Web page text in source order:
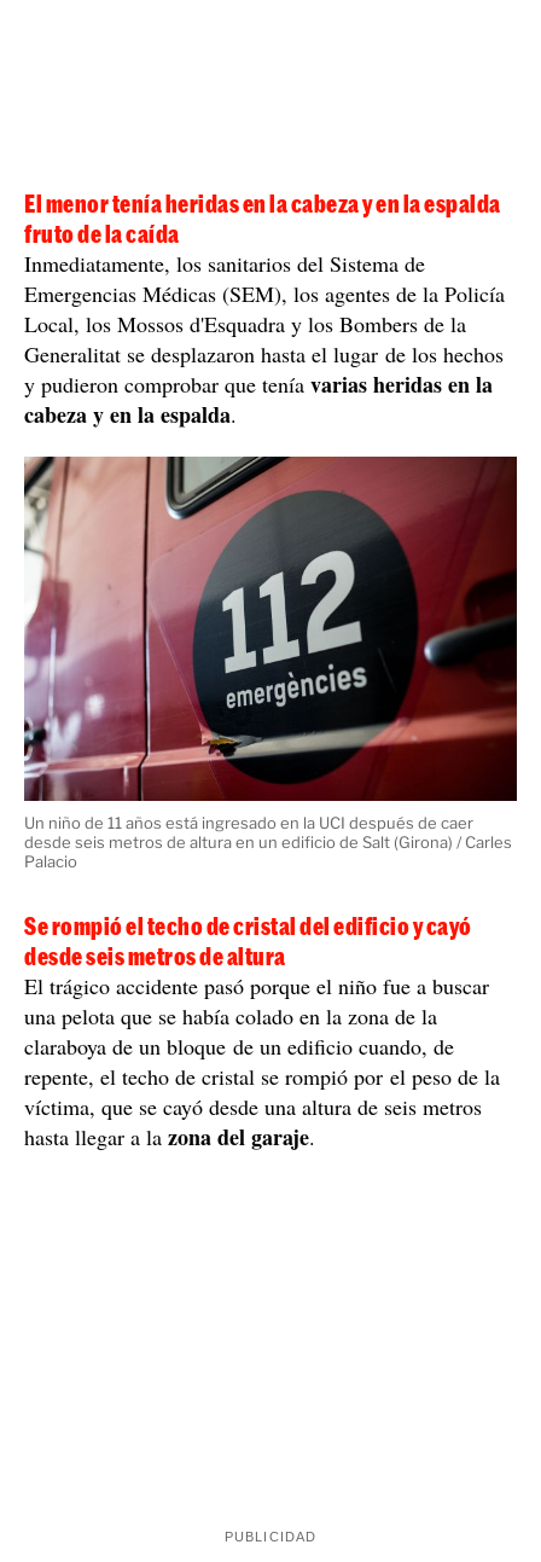
El menor tenía heridas en la cabeza y en la espalda
fruto de la caída
Inmediatamente, los sanitarios del Sistema de
Emergencias Médicas (SEM), los agentes de la Policía
Local, los Mossos d'Esquadra y los Bombers de la
Generalitat se desplazaron hasta el lugar de los hechos
y pudieron comprobar que tenía varias heridas en la
cabeza y en la espalda.
Un niño de 11 años está ingresado en la UCI después de caer
desde seis metros de altura en un edificio de Salt (Girona) / Carles
Palacio
Se rompió el techo de cristal del edificio y cayó
desde seis metros de altura
El trágico accidente pasó porque el niño fue a buscar
una pelota que se había colado en la zona de la
claraboya de un bloque de un edificio cuando, de
repente, el techo de cristal se rompió por el peso de la
víctima, que se cayó desde una altura de seis metros
hasta llegar a la zona del garaje.